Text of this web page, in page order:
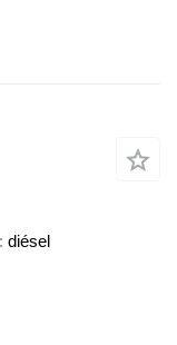
diésel